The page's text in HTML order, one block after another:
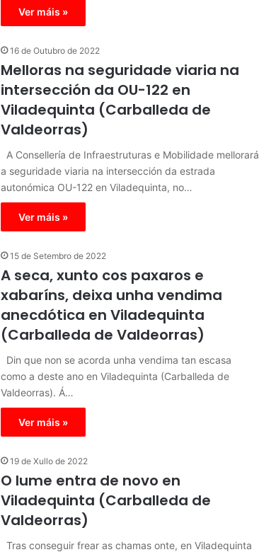
Ver máis »
16 de Outubro de 2022
Melloras na seguridade viaria na
intersección da OU-122 en
Viladequinta (Carballeda de
Valdeorras)
A Consellería de Infraestruturas e Mobilidade mellorará
a seguridade viaria na intersección da estrada
autonómica OU-122 en Viladequinta, no…
Ver máis »
15 de Setembro de 2022
A seca, xunto cos paxaros e
xabaríns, deixa unha vendima
anecdótica en Viladequinta
(Carballeda de Valdeorras)
Din que non se acorda unha vendima tan escasa
como a deste ano en Viladequinta (Carballeda de
Valdeorras). Á…
Ver máis »
19 de Xullo de 2022
O lume entra de novo en
Viladequinta (Carballeda de
Valdeorras)
Tras conseguir frear as chamas onte, en Viladequinta